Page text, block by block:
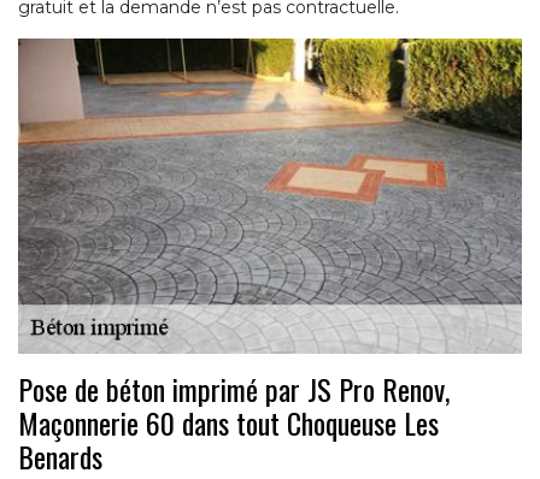
gratuit et la demande n’est pas contractuelle.
Pose de béton imprimé par JS Pro Renov,
Maçonnerie 60 dans tout Choqueuse Les
Benards